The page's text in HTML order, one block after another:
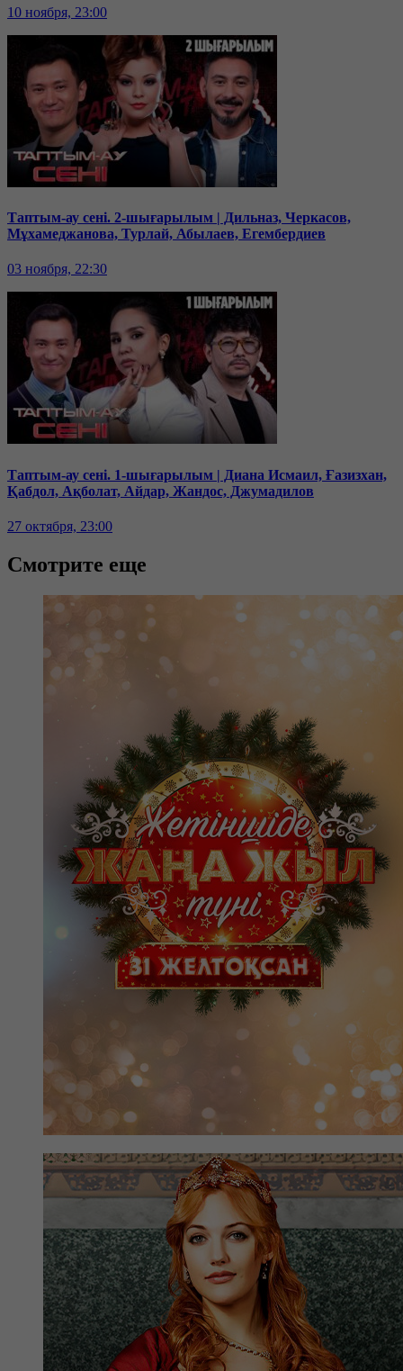
10 ноября, 23:00
Таптым-ау сені. 2-шығарылым | Дильназ, Черкасов,
Мұхамеджанова, Турлай, Абылаев, Егембердиев
03 ноября, 22:30
Таптым-ау сені. 1-шығарылым | Диана Исмаил, Ғазизхан,
Қабдол, Ақболат, Айдар, Жандос, Джумадилов
27 октября, 23:00
Смотрите еще